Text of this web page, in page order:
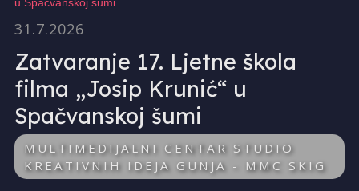
31.7.2026
Zatvaranje 17. Ljetne škola
filma „Josip Krunić“ u
Spačvanskoj šumi
MULTIMEDIJALNI CENTAR STUDIO
KREATIVNIH IDEJA GUNJA - MMC SKIG